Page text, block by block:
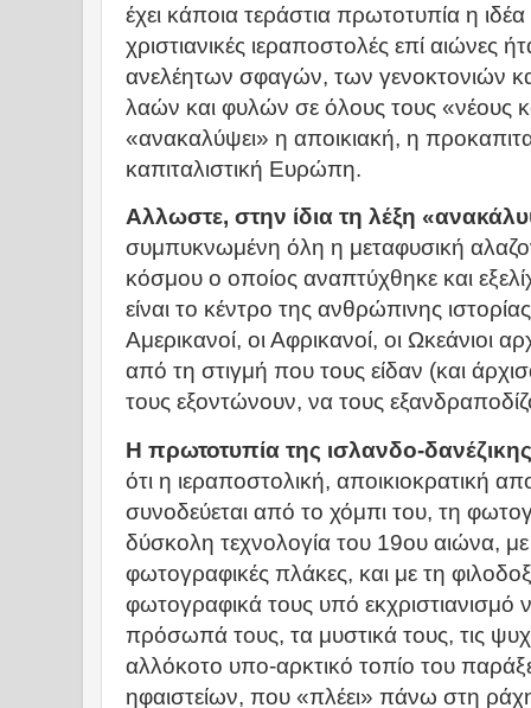
έχει κάποια τεράστια πρωτοτυπία η
χριστιανικές ιεραποστολές επί αιώνες
ανελέητων σφαγών, των γενοκτονιών
λαών και φυλών σε όλους τους
«ανακαλύψει» η αποικιακή, η
καπιταλιστική Ευρώπη.
Αλλωστε, στην ίδια τη λέξη
συμπυκνωμένη όλη η μεταφυσική
κόσμου ο οποίος αναπτύχθηκε και
είναι το κέντρο της ανθρώπινης
Αμερικανοί, οι Αφρικανοί, οι Ωκεάνιοι
από τη στιγμή που τους είδαν (και
τους εξοντώνουν, να τους
Η πρωτοτυπία της ισλανδο-δανέζικης
ότι η ιεραποστολική, αποικιοκρατική
συνοδεύεται από το χόμπι του, τη
δύσκολη τεχνολογία του 19ου αιώνα, με
φωτογραφικές πλάκες, και με τη
φωτογραφικά τους υπό εκχριστιανισμό
πρόσωπά τους, τα μυστικά τους, τις
αλλόκοτο υπο-αρκτικό τοπίο του
ηφαιστείων, που «πλέει» πάνω στη